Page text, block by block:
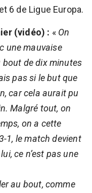
6 de Ligue Europa.
(vidéo) : « On
une mauvaise
bout de dix minutes
pas si le but que
car cela aurait pu
Malgré tout, on
on a cette
1, le match devient
ce n’est pas une
au bout, comme